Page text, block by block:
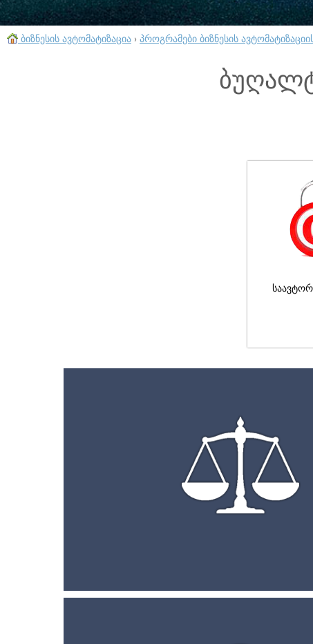
ბიზნესის ავტომატიზაცია › პროგრამები ბიზნესის